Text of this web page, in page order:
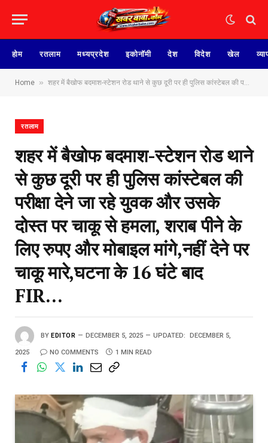
होम रतलाम मध्यप्रदेश इकोनॉमी देश विदेश खेल
Home » शहर में बैखोफ बदमाश-स्टेशन रोड थाने से कुछ दूरी पर ही पुलिस कांस्टेबल की परीक्षा देने जा रहे युवक और उसके दोस्त पर चाकू से हमला, शराब पीने के लिए रुपए और मोबाइल मांगे,नहीं देने पर चाकू मारे,घटना के 16 घंटे बाद FIR…
रतलाम
शहर में बैखोफ बदमाश-स्टेशन रोड थाने
से कुछ दूरी पर ही पुलिस कांस्टेबल की
परीक्षा देने जा रहे युवक और उसके
दोस्त पर चाकू से हमला, शराब पीने के
लिए रुपए और मोबाइल मांगे,नहीं देने पर
चाकू मारे,घटना के 16 घंटे बाद
FIR…
BY EDITOR DECEMBER 5, 2025 UPDATED: DECEMBER 5,
2025 NO COMMENTS 1 MIN READ